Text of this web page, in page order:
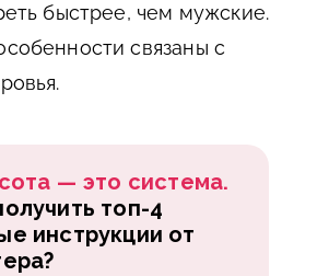
быстрее, чем мужские.
связаны с
— это система.
топ-4
инструкции от